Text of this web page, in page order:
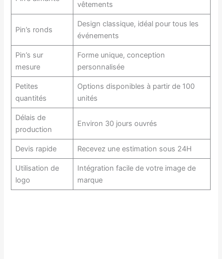
vêtements
Pin’s ronds
Design classique, idéal pour tous les
événements
Pin’s sur
mesure
Forme unique, conception
personnalisée
Petites
quantités
Options disponibles à partir de 100
unités
Délais de
production
Environ 30 jours ouvrés
Devis rapide Recevez une estimation sous 24H
Utilisation de
logo
Intégration facile de votre image de
marque